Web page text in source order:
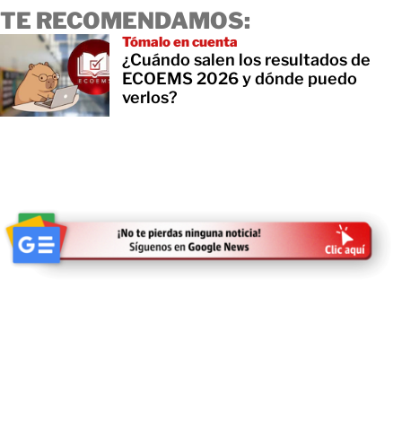
TE RECOMENDAMOS:
Tómalo en cuenta
¿Cuándo salen los resultados de
ECOEMS 2026 y dónde puedo
verlos?